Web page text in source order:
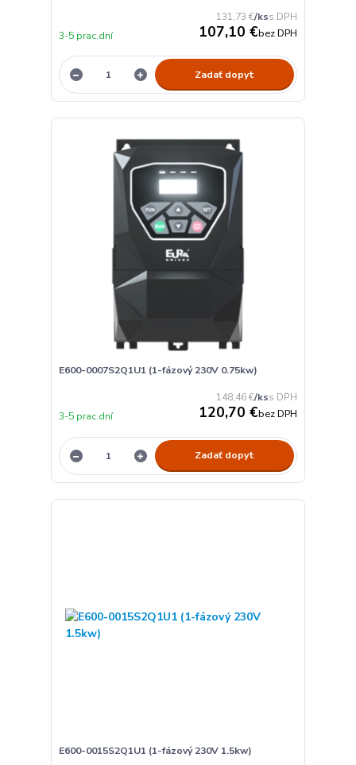
131,73 €/ks
107,10 €bez DPH
3-5 prac.dní
Zadať dopyt
E600-0007S2Q1U1 (1-fázový 230V 0.75kw)
148,46 €/ks
120,70 €bez DPH
3-5 prac.dní
Zadať dopyt
E600-0015S2Q1U1 (1-fázový 230V 1.5kw)